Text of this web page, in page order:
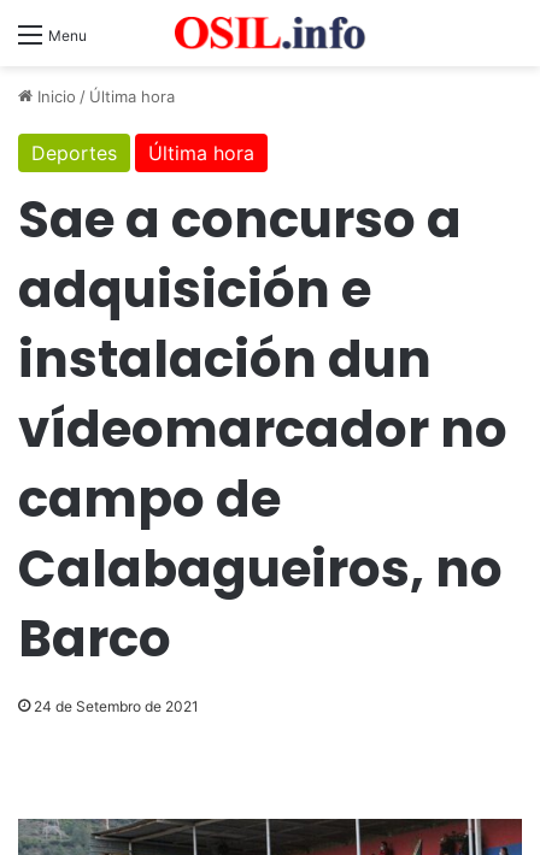
Menu
Inicio / Última hora
Deportes Última hora
Sae a concurso a
adquisición e
instalación dun
vídeomarcador no
campo de
Calabagueiros, no
Barco
24 de Setembro de 2021